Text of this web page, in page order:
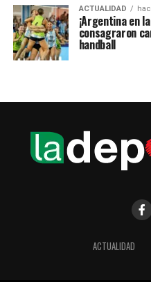
ACTUALIDAD
¡Argentina en
consagraron
handball
ACTUALIDAD